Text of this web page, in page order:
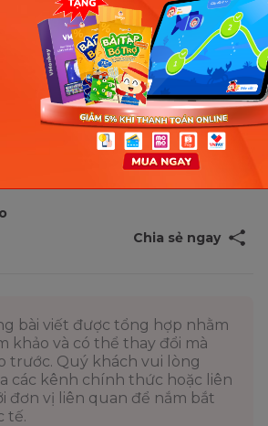
thông tin giúp mẹ giải đáp
sữa
thể thấy rằng, màu của sữa mẹ
thái của sữa, cùng chế độ ăn
nên, mẹ hãy chú ý quan tâm
trong thời gì cho con bú nhé.
bảo an toàn cho sự phát triển
Chia sẻ ngay
bài viết được tổng hợp nhằm
khảo và có thể thay đổi mà
trước. Quý khách vui lòng
các kênh chính thức hoặc liên
đơn vị liên quan để nắm bắt
tế.